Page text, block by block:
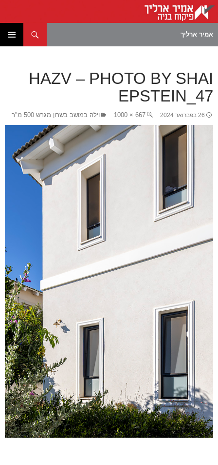
אמיר ארליך
HAZV – PHOTO BY SHAI
EPSTEIN_47
26 בפברואר 2024 667 × 1000 וילה במושב בשרון מגרש 500 מ"ר